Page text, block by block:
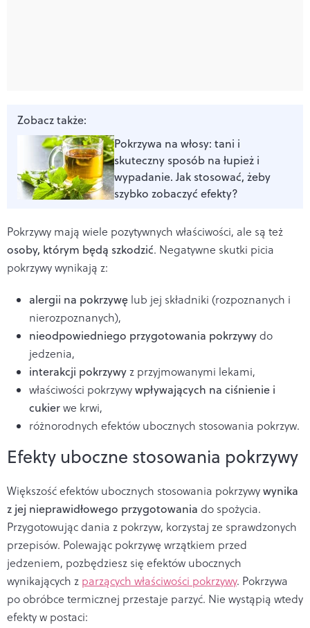
Zobacz także:
Pokrzywa na włosy: tani i
skuteczny sposób na łupież i
wypadanie. Jak stosować, żeby
szybko zobaczyć efekty?
Pokrzywy mają wiele pozytywnych właściwości, ale są też
osoby, którym będą szkodzić. Negatywne skutki picia
pokrzywy wynikają z:
alergii na pokrzywę lub jej składniki (rozpoznanych i
nierozpoznanych),
nieodpowiedniego przygotowania pokrzywydo
jedzenia,
interakcji pokrzywyz przyjmowanymi lekami,
właściwości pokrzywywpływających na ciśnienie i
cukierwe krwi,
różnorodnych efektów ubocznych stosowania pokrzyw.
Efekty uboczne stosowania pokrzywy
Większość efektów ubocznych stosowania pokrzywywynika
z jej nieprawidłowego przygotowania do spożycia.
Przygotowującdania z pokrzyw, korzystaj ze sprawdzonych
przepisów. Polewając pokrzywę wrzątkiem przed
jedzeniem, pozbędziesz się efektów ubocznych
wynikających z parzących właściwości pokrzywy. Pokrzywa
po obróbce termicznej przestaje parzyć. Nie wystąpią wtedy
efekty w postaci: